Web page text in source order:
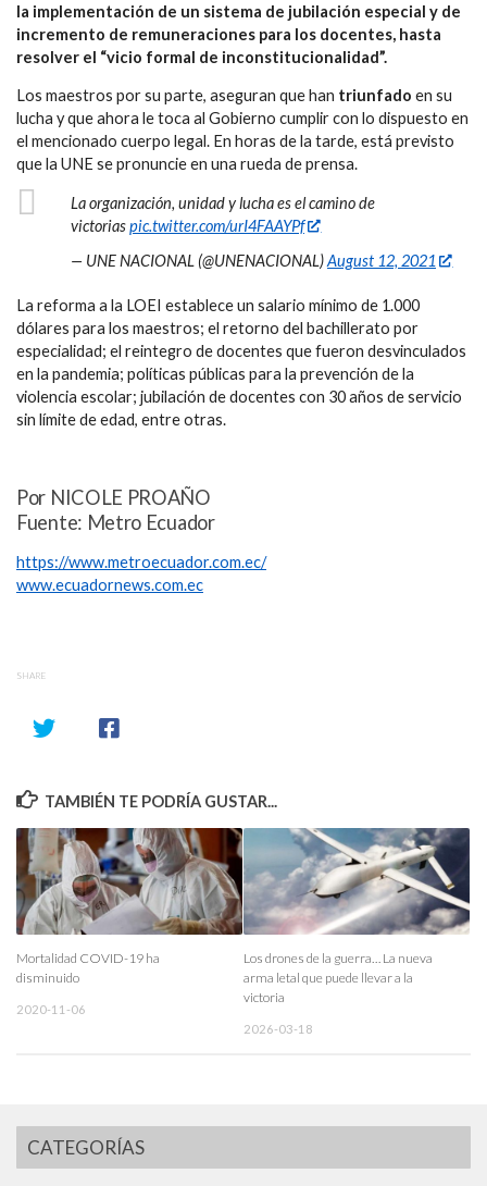
la implementación de un sistema de jubilación especial y de
incremento de remuneraciones para los docentes, hasta
resolver el “vicio formal de inconstitucionalidad”.
Los maestros por su parte, aseguran que han triunfado en su
lucha y que ahora le toca al Gobierno cumplir con lo dispuesto en
el mencionado cuerpo legal. En horas de la tarde, está previsto
que la UNE se pronuncie en una rueda de prensa.
La organización, unidad y lucha es el camino de
victoriaspic.twitter.com/urI4FAAYPf
— UNE NACIONAL (@UNENACIONAL)August 12, 2021
La reforma a la LOEI establece un salario mínimo de 1.000
dólares para los maestros; el retorno del bachillerato por
especialidad; el reintegro de docentes que fueron desvinculados
en la pandemia; políticas públicas para la prevención de la
violencia escolar; jubilación de docentes con 30 años de servicio
sin límite de edad, entre otras.
Por NICOLE PROAÑO
Fuente: Metro Ecuador
https://www.metroecuador.com.ec/
www.ecuadornews.com.ec
SHARE
TAMBIÉN TE PODRÍA GUSTAR...
Mortalidad COVID-19 ha
disminuido
2020-11-06
Los drones de la guerra… La nueva
arma letal que puede llevar a la
victoria
2026-03-18
CATEGORÍAS